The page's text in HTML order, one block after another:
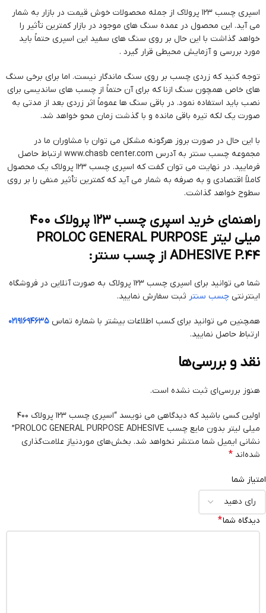
اسپری چسب ۱۲۳ پرولاک از جمله محصولات خوش قیمت در بازار به شمار
می آید. این محصول در عمده سنگ های موجود در بازار کمترین تأثیر را
خواهد گذاشت با این حال بر روی سنگ های سفید این اسپری حتماً باید
مورد بررسی و آزمایش محیطی قرار گیرد .
توجه کنید که زردی چسب بر روی سنگ ماندگار نیست. اما برای برخی سنگ
های خاص همچون سنگ ازنا که برای آن حتماً از چسب های ساندیسی برای
نصب باید استفاده نمود. در باقی سنگ ها عموماً اثر زردی بعد از مدتی به
صورت یک لکه تیره باقی مانده و با گذشت زمان محو خواهد شد.
با این حال در صورت بروز هرگونه مشکل می توان با مشاوران ما در
مجموعه چسب سنتر به آدرس www.chasb center.com ارتباط حاصل
فرمایید. در نهایت می توان گفت که اسپری چسب ۱۲۳ پرولاک یک محصول
کاملاً اقتصادی و به صرفه به شمار می آید که کمترین تأثیر منفی را بر روی
سطوح خواهد گذاشت.
راهنمای خرید اسپری چسب 123 پرولاک 400
میلی لیتر PROLOC GENERAL PURPOSE
ADHESIVE P.44 از چسب سنتر:
شما می توانید برای اسپری چسب 123 پرولاک به صورت آنلاین در فروشگاه
اینترنتی چسب سنتر ثبت سفارش نمایید.
همچنین می توانید برای کسب اطلاعات بیشتر با شماره تماس 02191694635
ارتباط حاصل نمایید.
نقد و بررسی‌ها
هنوز بررسی‌ای ثبت نشده است.
اولین کسی باشید که دیدگاهی می نویسد “اسپری چسب 123 پرولاک 400
میلی لیتر بدون مایع چسب PROLOC GENERAL PURPOSE ADHESIVE”
نشانی ایمیل شما منتشر نخواهد شد. بخش‌های موردنیاز علامت‌گذاری
شده‌اند *
امتیاز شما
دیدگاه شما*